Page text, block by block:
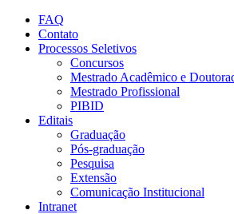
Conteúdo principal
FAQ
Contato
Processos Seletivos
Concursos
Mestrado Acadêmico e
Mestrado Profissional
PIBID
Editais
Graduação
Pós-graduação
Pesquisa
Extensão
Comunicação Institucional
Intranet